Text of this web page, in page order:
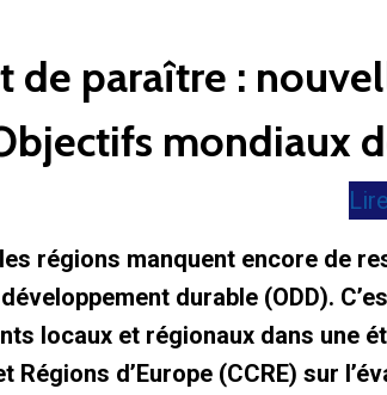
de paraître :
mondiaux
régions manquent encore de
durable (ODD).
locaux et régionaux dans une
Régions d’Europe (CCRE) sur